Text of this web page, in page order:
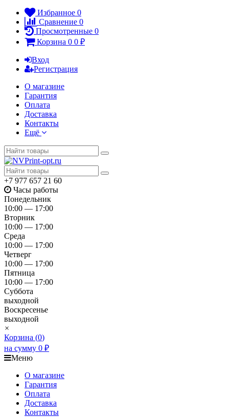
Избранное 0
Сравнение 0
Просмотренные 0
Корзина 0 0 ₽
Вход
Регистрация
О магазине
Гарантия
Оплата
Доставка
Контакты
Ещё
+7 977 657 21 60
Часы работы
Понедельник
10:00 — 17:00
Вторник
10:00 — 17:00
Среда
10:00 — 17:00
Четверг
10:00 — 17:00
Пятница
10:00 — 17:00
Суббота
выходной
Воскресенье
выходной
×
Корзина (0)
на сумму 0 ₽
Меню
О магазине
Гарантия
Оплата
Доставка
Контакты